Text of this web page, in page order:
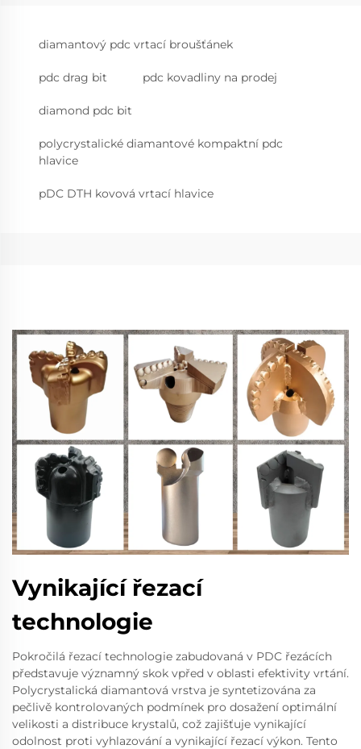
diamantový pdc vrtací broušťánek
pdc drag bit pdc kovadliny na prodej
diamond pdc bit
polycrystalické diamantové kompaktní pdc
hlavice
pDC DTH kovová vrtací hlavice
Vynikající řezací
technologie
Pokročilá řezací technologie zabudovaná v PDC řezácích
představuje významný skok vpřed v oblasti efektivity vrtání.
Polycrystalická diamantová vrstva je syntetizována za
pečlivě kontrolovaných podmínek pro dosažení optimální
velikosti a distribuce krystalů, což zajišťuje vynikající
odolnost proti vyhlazování a vynikající řezací výkon. Tento